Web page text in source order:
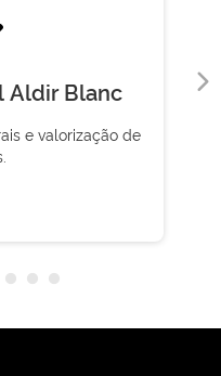
Aldir Blanc
e valorização de